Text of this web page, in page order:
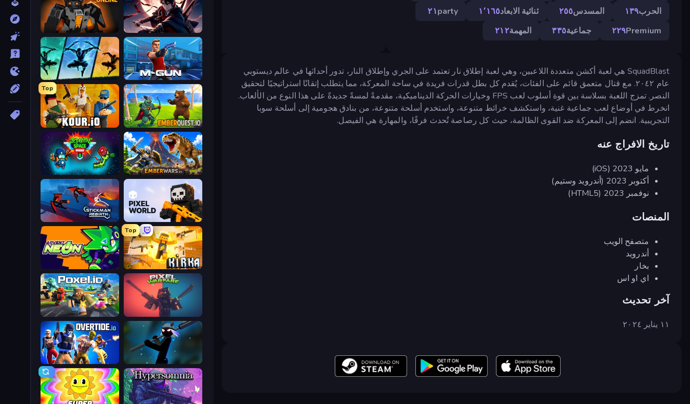
الحرب١٣٩ المسدس٢٥٥ ثنائية الابعاد١٬١٦٥ party٢١
Premium٢٢٩ جماعية٣٣٥ المهمة٢١٢
SquadBlast هي لعبة أكشن متعددة اللاعبين، وهي لعبة إطلاق نار تعتمد على الجري وإطلاق النار، تدور أحداثها في عالم ديستوبي
عام ٢٠٤٢. مع قتال متعمق قائم على الفئات، يُقدم كل بطل قدرات فريدة في ساحة المعركة، مما يتطلب إتقانًا استراتيجيًا لتحقيق
النصر. تمزج اللعبة بسلاسة بين قوة أسلوب لعب FPS وخيارات الحركة الديناميكية، مقدمةً لمسةً جديدةً على هذا النوع من الألعاب.
انخرط في أوضاع لعب جماعية غنية، واستكشف خرائط متنوعة، واستخدم أسلحة متنوعة، من بنادق هجومية إلى أسلحة سوبا
التجريبية. انضم إلى المعركة ضد القوى الظالمة، حيث كل رصاصة تُحدث فرقًا، والمهارة هي الفيصل.
تاريخ الافراج عنه
مايو 2023 (iOS)
أكتوبر 2023 (أندرويد وستيم)
نوفمبر 2023 (HTML5)
المنصات
متصفح الويب
أندرويد
بخار
اي او اس
آخر تحديث
١١ يناير ٢٠٢٤
Samurai's Shadow
Destructors Online
Muscle Gun.IO
Shadow Ninja Revenge
EmberQuest.io
Top
Kour.io
EmberWars.io
Zombie Space Episode 2
Pixel World
Stickman Rebirth
Top
Kirka.io
Advent NEON
Pixel Warfare
Poxel.io
Stickman Weapon Master
Overtide.io